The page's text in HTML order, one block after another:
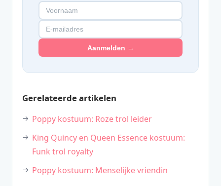
Aanmelden →
Gerelateerde artikelen
Poppy kostuum: Roze trol leider
King Quincy en Queen Essence kostuum:
Funk trol royalty
Poppy kostuum: Menselijke vriendin